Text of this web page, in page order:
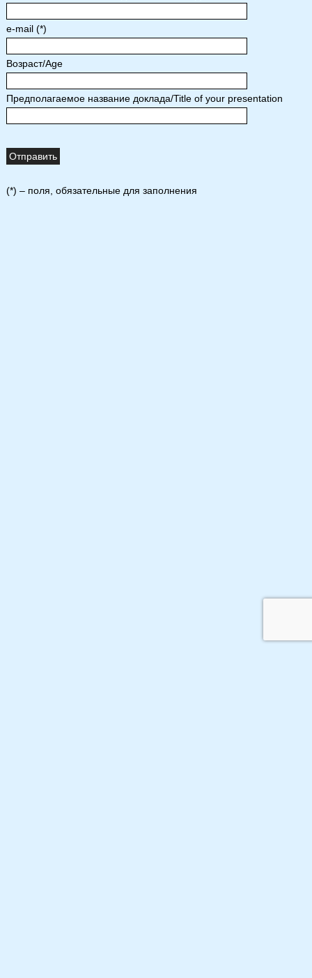
e-mail (*)
Возраст/Age
Предполагаемое название доклада/Title of your presentation
(*) – поля, обязательные для заполнения